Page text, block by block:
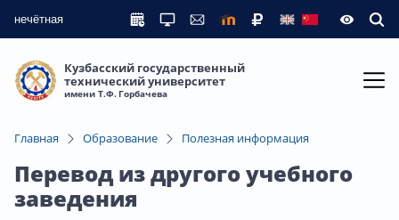
нечётная
Кузбасский государственный
технический университет
имени Т.Ф. Горбачева
Главная Образование Полезная информация
Перевод из другого учебного
заведения